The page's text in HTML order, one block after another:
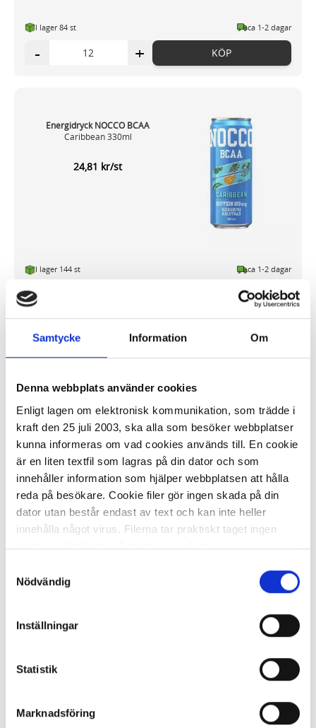
Samtycke Information Om
Denna webbplats använder cookies
Enligt lagen om elektronisk kommunikation, som trädde i
kraft den 25 juli 2003, ska alla som besöker webbplatser
kunna informeras om vad cookies används till. En cookie
är en liten textfil som lagras på din dator och som
innehåller information som hjälper webbplatsen att hålla
reda på besökare. Cookie filer gör ingen skada på din
dator utan består endast av text och kan inte heller
innehålla något virus. Filerna tar praktiskt taget ingen
plats och det finns två typer av cookies.
Den ena typen sparar en fil permanent på din dator,
dessa används för att exempelvis kunna mäta hur du
som besökare rör dig på hemsidan. Detta enbart för att
kunna erbjuda besökaren bättre tjänster och service.
funktioner för detta. Informationen som sparas på din
dator är endast ett unikt nummer utan någon koppling till
Nödvändig
Inställningar
Statistik
Marknadsföring
I lager 84 st ca 1-2 dagar
- + KÖP
Energidryck NOCCO BCAA
Caribbean 330ml
24,81 kr/st
I lager 144 st ca 1-2 dagar
-
24,81 kr/st
I lager 216 st ca 1-2 dagar
- + KÖP